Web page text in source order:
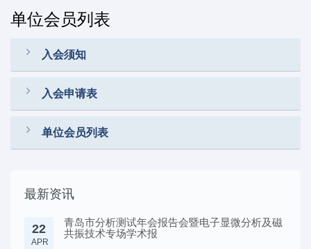
单位会员列表
入会须知
入会申请表
单位会员列表
最新资讯
22
APR
青岛市分析测试年会报告会暨电子显微分析及磁
共振技术专场学术报